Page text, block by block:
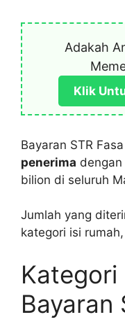
Adakah
Klik
Bayaran STR
penerima dengan
bilion di seluruh
Jumlah yang
kategori isi
Kategori
Bayaran